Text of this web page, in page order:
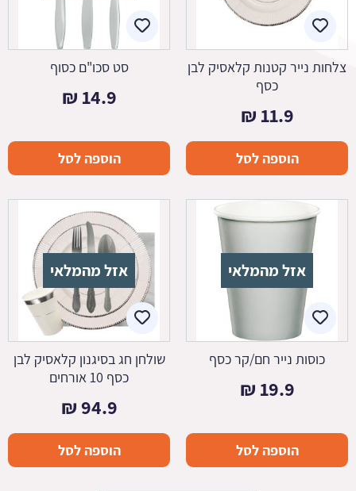
צלחות נייר קטנות קלאסיק לבן
כסף
11.9
₪
הוספה לסל
סט סכו"ם כסוף
14.9
₪
הוספה לסל
אזל מהמלאי
כוסות נייר חם/קר כסף
19.9
₪
הוספה לסל
אזל מהמלאי
שולחן חג בסיגנון קלאסיק לבן
כסף 10 אורחים
94.9
₪
הוספה לסל